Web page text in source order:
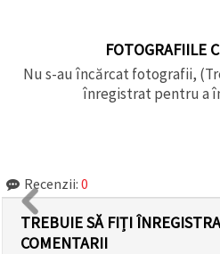
FOTOGRAFIILE
Nu s-au încărcat fotografii,
înregistrat pentru a
Recenzii: 0
TREBUIE SĂ FIȚI
COMENTARII